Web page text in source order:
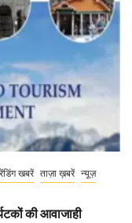
खबरें ताज़ा ख़बरें न्यूज़
की आवाजाही